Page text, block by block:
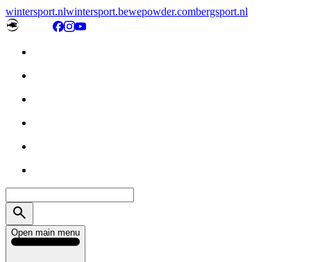
wintersport.nlwintersport.bewepowder.combergsport.nl
Open main menu